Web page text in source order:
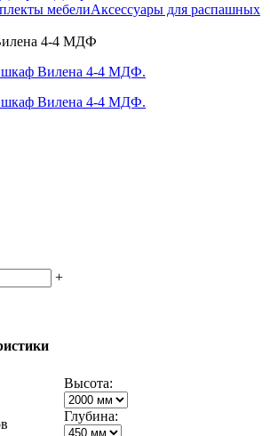
мебелиАксессуары для распашных
4-4 МДФ
+
Высота:
Глубина: